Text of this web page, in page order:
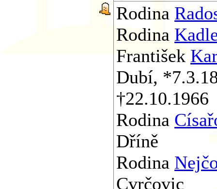
Rodina
Rodina
František
Dubí,
†22.10.1966
Rodina
Dříně
Rodina
Cvrčovic